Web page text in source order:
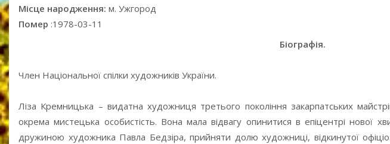
Місце народження: м. Ужгород
Помер :1978-03-11
Біографія.
Член Національної спілки художників України.
Ліза Кремницька – видатна художниця третього покоління закарпатських
окрема мистецька особистість. Вона мала відвагу опинитися в епіцентрі нової
дружиною художника Павла Бедзіра, прийняти долю художниці, відкинутої